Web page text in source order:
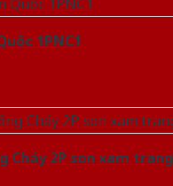
1PNC1
Cháy 2P son xam trang